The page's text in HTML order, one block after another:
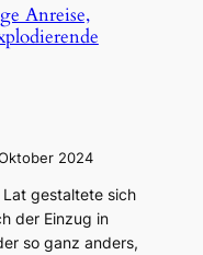
Anreise,
2024
Lat gestaltete sich
der Einzug in
so ganz anders,